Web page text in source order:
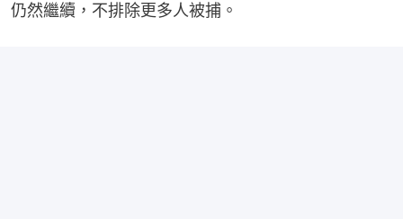
仍然繼續，不排除更多人被捕。